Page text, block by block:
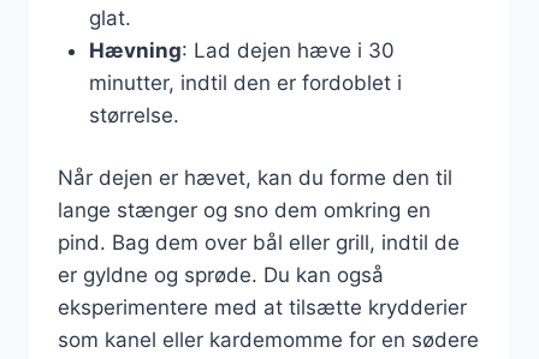
glat.
Hævning: Lad dejen hæve i 30
minutter, indtil den er fordoblet i
størrelse.
Når dejen er hævet, kan du forme den til
lange stænger og sno dem omkring en
pind. Bag dem over bål eller grill, indtil de
er gyldne og sprøde. Du kan også
eksperimentere med at tilsætte krydderier
som kanel eller kardemomme for en sødere